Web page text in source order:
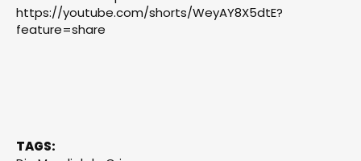
https://youtube.com/shorts/WeyAY8X5dtE?
feature=share
TAGS: